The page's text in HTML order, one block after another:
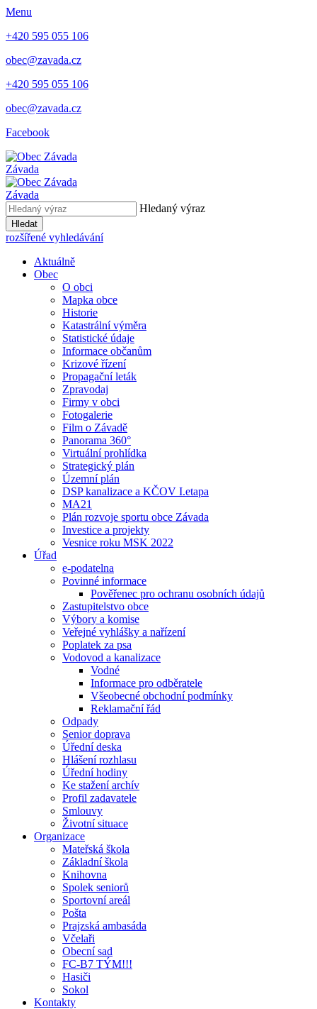
Menu
+420 595 055 106
obec@zavada.cz
+420 595 055 106
obec@zavada.cz
Facebook
Závada
Závada
Hledaný výraz
Hledat
rozšířené vyhledávání
Aktuálně
Obec
O obci
Mapka obce
Historie
Katastrální výměra
Statistické údaje
Informace občanům
Krizové řízení
Propagační leták
Zpravodaj
Firmy v obci
Fotogalerie
Film o Závadě
Panorama 360°
Virtuální prohlídka
Strategický plán
Územní plán
DSP kanalizace a KČOV I.etapa
MA21
Plán rozvoje sportu obce Závada
Investice a projekty
Vesnice roku MSK 2022
Úřad
e-podatelna
Povinné informace
Pověřenec pro ochranu osobních údajů
Zastupitelstvo obce
Výbory a komise
Veřejné vyhlášky a nařízení
Poplatek za psa
Vodovod a kanalizace
Vodné
Informace pro odběratele
Všeobecné obchodní podmínky
Reklamační řád
Odpady
Senior doprava
Úřední deska
Hlášení rozhlasu
Úřední hodiny
Ke stažení archív
Profil zadavatele
Smlouvy
Životní situace
Organizace
Mateřská škola
Základní škola
Knihovna
Spolek seniorů
Sportovní areál
Pošta
Prajzská ambasáda
Včelaři
Obecní sad
FC-B7 TÝM!!!
Hasiči
Sokol
Kontakty